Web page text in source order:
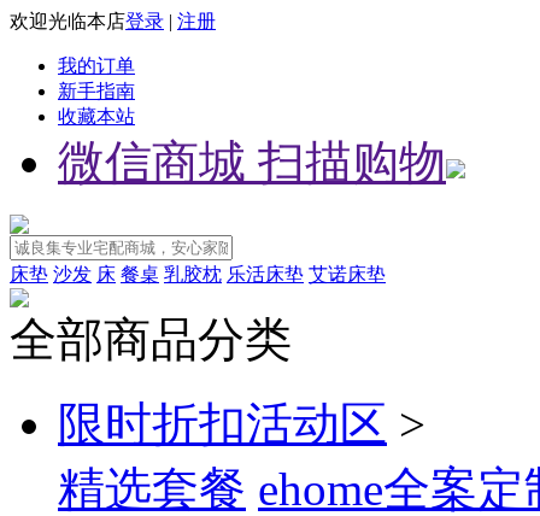
欢迎光临本店登录 | 注册
我的订单
新手指南
收藏本站
微信商城 扫描购物
床垫 沙发 床 餐桌 乳胶枕 乐活床垫 艾诺床垫
全部商品分类
限时折扣活动区 >
精选套餐 ehome全案